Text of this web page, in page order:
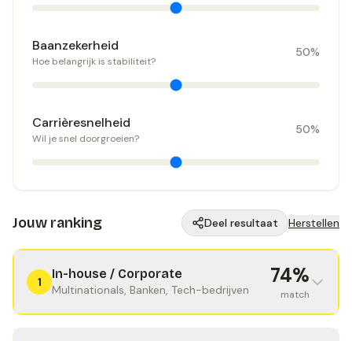
Baanzekerheid
Hoe belangrijk is stabiliteit?
50%
Carrièresnelheid
Wil je snel doorgroeien?
50%
Jouw ranking Deel resultaat Herstellen
1
In-house / Corporate
Multinationals, Banken, Tech-bedrijven
74%
match